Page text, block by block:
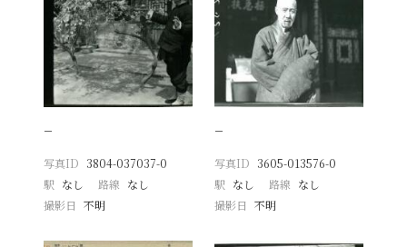
−
写真ID 3804-037037-0
駅 なし 路線 なし
撮影日
不明
−
写真ID 3605-013576-0
駅 なし 路線 なし
撮影日 不明